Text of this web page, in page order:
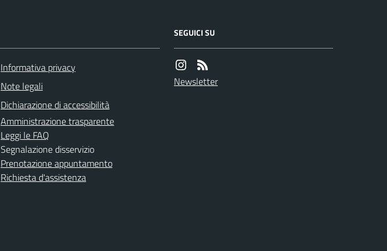
Informativa privacy
Note legali
Dichiarazione di accessibilità
Amministrazione trasparente
Leggi le FAQ
Segnalazione disservizio
Prenotazione appuntamento
Richiesta d'assistenza
SEGUICI SU
Newsletter